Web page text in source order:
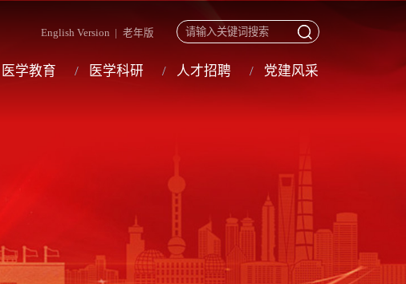
English Version 老年版
医学教育 医学科研 人才招聘 党建风采